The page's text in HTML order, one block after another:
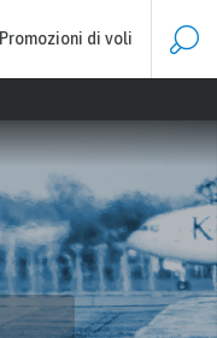
Promozioni di voli